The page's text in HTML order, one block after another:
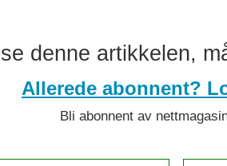
denne artikkelen,
Allerede abonnent?
Bli abonnent av